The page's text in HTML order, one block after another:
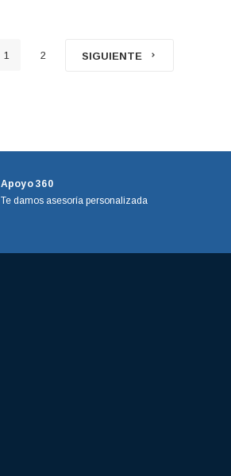
1 2 SIGUIENTE
Apoyo 360
Te damos asesoría personalizada